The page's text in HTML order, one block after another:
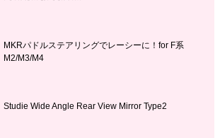
MKRパドルステアリングでレーシーに！for F系
M2/M3/M4
Studie Wide Angle Rear View Mirror Type2